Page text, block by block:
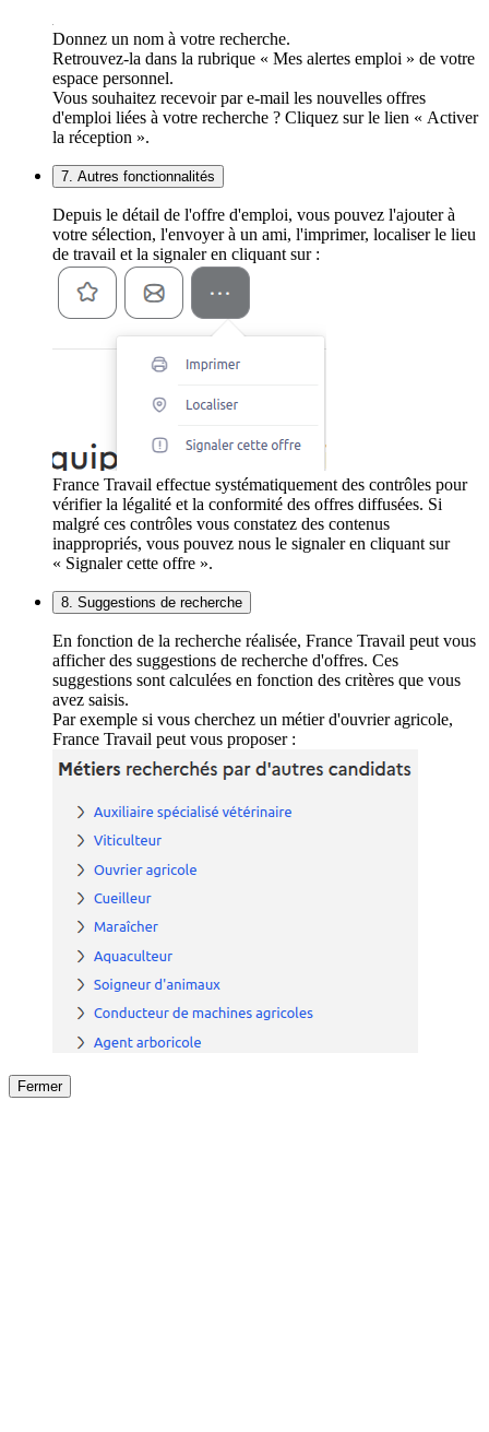
Donnez un nom à votre recherche.
Retrouvez-la dans la rubrique « Mes alertes emploi » de votre
espace personnel.
Vous souhaitez recevoir par e-mail les nouvelles offres
d'emploi liées à votre recherche ? Cliquez sur le lien « Activer
la réception ».
7. Autres fonctionnalités
Depuis le détail de l'offre d'emploi, vous pouvez l'ajouter à
votre sélection, l'envoyer à un ami, l'imprimer, localiser le lieu
de travail et la signaler en cliquant sur :
France Travail effectue systématiquement des contrôles pour
vérifier la légalité et la conformité des offres diffusées. Si
malgré ces contrôles vous constatez des contenus
inappropriés, vous pouvez nous le signaler en cliquant sur
« Signaler cette offre ».
8. Suggestions de recherche
En fonction de la recherche réalisée, France Travail peut vous
afficher des suggestions de recherche d'offres. Ces
suggestions sont calculées en fonction des critères que vous
avez saisis.
Par exemple si vous cherchez un métier d'ouvrier agricole,
France Travail peut vous proposer :
Fermer